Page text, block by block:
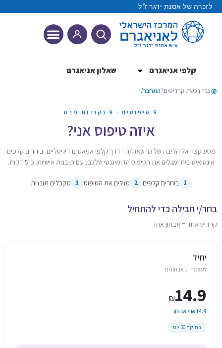
לזכרה של אסנת ידגר ז"ל
קלפי אניאגרם שאלון אניאגרם
כבר רכשת קרדיטים?התחבר/י
9 טיפוסים · 9 נקודות מבט
איזה טיפוס אני?
מסע קצר אל הליבה של מי שאת/ה - דרך קלפי אניאגרם דיגיטליים. בוחרים קלפים
אינטואיטיבית ומגלים את הטיפוס הדומיננטי שלכם, עם תובנות אישיות. כ־5 דקות.
1 בוחרים קלפים 2 מגלים את הטיפוס 3 מקבלים תובנות
בחר/י חבילה כדי להתחיל
קרדיט אחד = אבחון אחד
יחיד
לעצמך · 1 אבחונים
14.9
₪
₪14.9 לאבחון
בתוקף 30 יום